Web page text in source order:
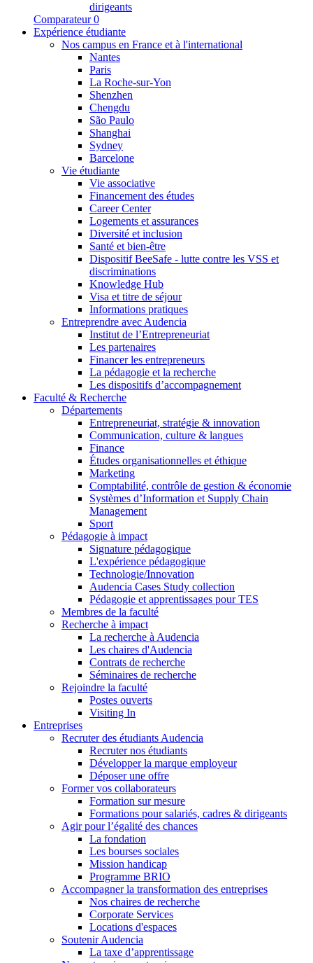
dirigeants
Comparateur 0
Expérience étudiante
Nos campus en France et à l'international
Nantes
Paris
La Roche-sur-Yon
Shenzhen
Chengdu
São Paulo
Shanghai
Sydney
Barcelone
Vie étudiante
Vie associative
Financement des études
Career Center
Logements et assurances
Diversité et inclusion
Santé et bien-être
Dispositif BeeSafe - lutte contre les VSS et
discriminations
Knowledge Hub
Visa et titre de séjour
Informations pratiques
Entreprendre avec Audencia
Institut de l’Entrepreneuriat
Les partenaires
Financer les entrepreneurs
La pédagogie et la recherche
Les dispositifs d’accompagnement
Faculté & Recherche
Départements
Entrepreneuriat, stratégie & innovation
Communication, culture & langues
Finance
Études organisationnelles et éthique
Marketing
Comptabilité, contrôle de gestion & économie
Systèmes d’Information et Supply Chain
Management
Sport
Pédagogie à impact
Signature pédagogique
L'expérience pédagogique
Technologie/Innovation
Audencia Cases Study collection
Pédagogie et apprentissages pour TES
Membres de la faculté
Recherche à impact
La recherche à Audencia
Les chaires d'Audencia
Contrats de recherche
Séminaires de recherche
Rejoindre la faculté
Postes ouverts
Visiting In
Entreprises
Recruter des étudiants Audencia
Recruter nos étudiants
Développer la marque employeur
Déposer une offre
Former vos collaborateurs
Formation sur mesure
Formations pour salariés, cadres & dirigeants
Agir pour l’égalité des chances
La fondation
Les bourses sociales
Mission handicap
Programme BRIO
Accompagner la transformation des entreprises
Nos chaires de recherche
Corporate Services
Locations d'espaces
Soutenir Audencia
La taxe d’apprentissage